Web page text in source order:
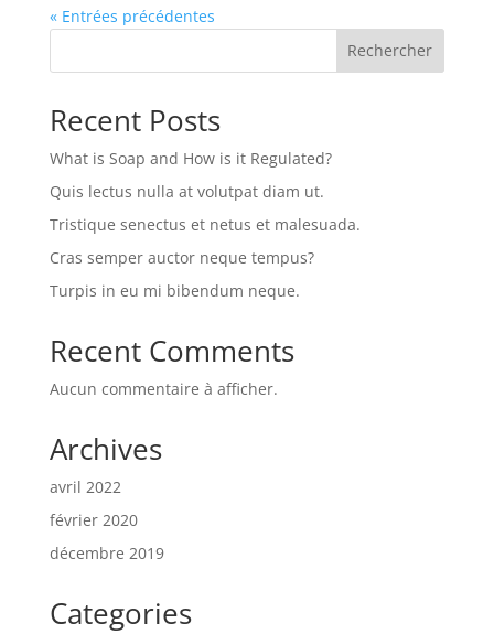
« Entrées précédentes
Rechercher
Recent Posts
What is Soap and How is it Regulated?
Quis lectus nulla at volutpat diam ut.
Tristique senectus et netus et malesuada.
Cras semper auctor neque tempus?
Turpis in eu mi bibendum neque.
Recent Comments
Aucun commentaire à afficher.
Archives
avril 2022
février 2020
décembre 2019
Categories